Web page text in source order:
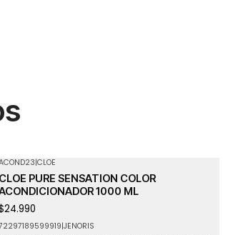
|CLOE
CLOE PURE SENSATION COLOR
1000 ML
|JENORIS